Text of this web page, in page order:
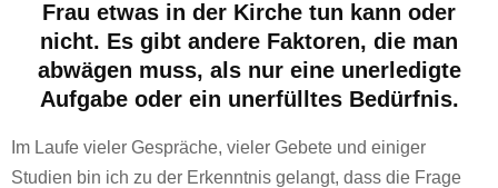
Frau etwas in der Kirche tun kann oder
nicht. Es gibt andere Faktoren, die man
abwägen muss, als nur eine unerledigte
Aufgabe oder ein unerfülltes Bedürfnis.
Im Laufe vieler Gespräche, vieler Gebete und einiger
Studien bin ich zu der Erkenntnis gelangt, dass die Frage